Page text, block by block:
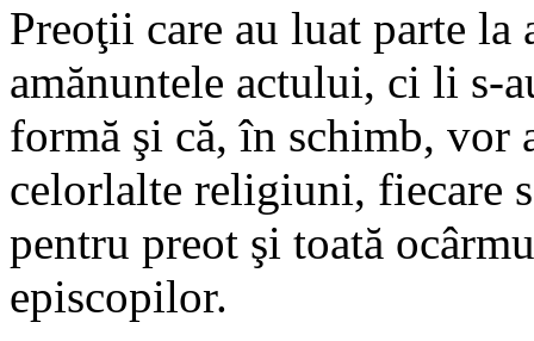
Preoţii care au luat parte la
amănuntele actului, ci li s-
formă şi că, în schimb, vor
celorlalte religiuni, fiecare
pentru preot şi toată
episcopilor.